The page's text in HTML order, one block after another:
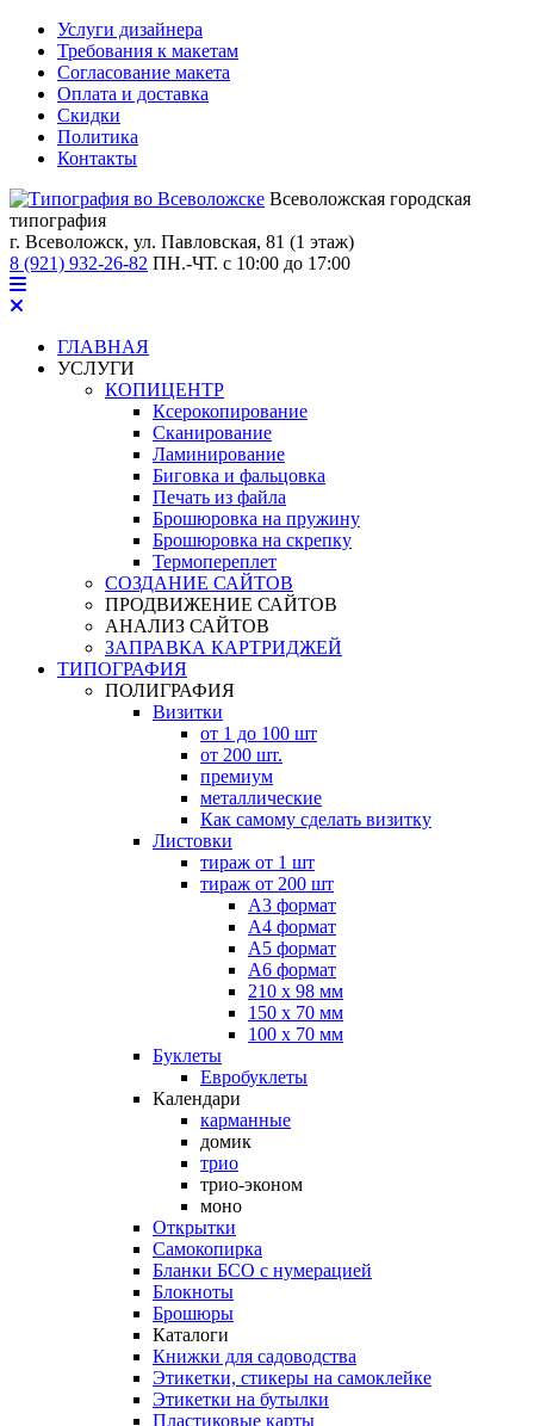
Услуги дизайнера
Требования к макетам
Согласование макета
Оплата и доставка
Скидки
Политика
Контакты
Всеволожская городская
типография
г. Всеволожск, ул. Павловская, 81 (1 этаж)
8 (921) 932-26-82 ПН.-ЧТ. с 10:00 до 17:00
ГЛАВНАЯ
УСЛУГИ
КОПИЦЕНТР
Ксерокопирование
Сканирование
Ламинирование
Биговка и фальцовка
Печать из файла
Брошюровка на пружину
Брошюровка на скрепку
Термопереплет
СОЗДАНИЕ САЙТОВ
ПРОДВИЖЕНИЕ САЙТОВ
АНАЛИЗ САЙТОВ
ЗАПРАВКА КАРТРИДЖЕЙ
ТИПОГРАФИЯ
ПОЛИГРАФИЯ
Визитки
от 1 до 100 шт
от 200 шт.
премиум
металлические
Как самому сделать визитку
Листовки
тираж от 1 шт
тираж от 200 шт
А3 формат
А4 формат
А5 формат
А6 формат
210 х 98 мм
150 х 70 мм
100 х 70 мм
Буклеты
Евробуклеты
Календари
карманные
домик
трио
трио-эконом
моно
Открытки
Самокопирка
Бланки БСО с нумерацией
Блокноты
Брошюры
Каталоги
Книжки для садоводства
Этикетки, стикеры на самоклейке
Этикетки на бутылки
Пластиковые карты